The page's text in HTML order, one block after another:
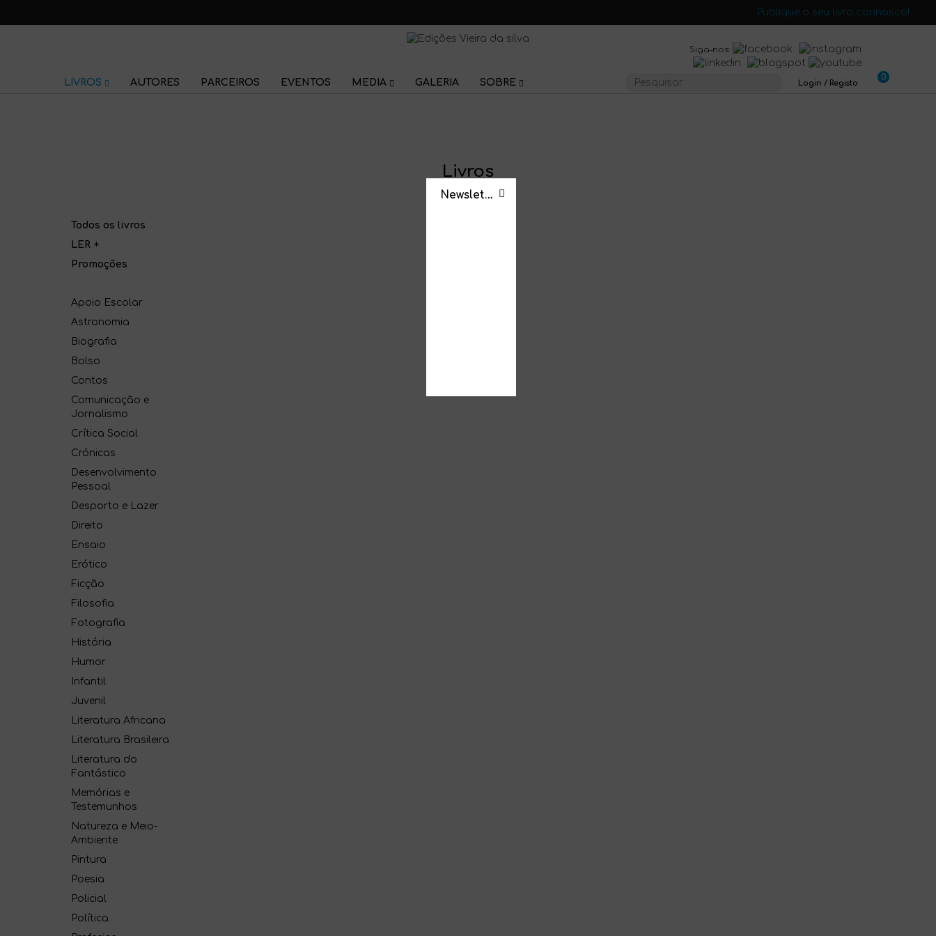
Publique o seu livro connosco!
Siga-nos:
LIVROS AUTORES PARCEIROS EVENTOS MEDIA GALERIA SOBRE Login / Registo
0
Livros
Todos os livros
LER +
Promoções
Apoio Escolar
Astronomia
Biografia
Bolso
Contos
Comunicação e
Jornalismo
Crítica Social
Crónicas
Desenvolvimento
Pessoal
Desporto e Lazer
Direito
Ensaio
Erótico
Ficção
Filosofia
Fotografia
História
Humor
Infantil
Juvenil
Literatura Africana
Literatura Brasileira
Literatura do
Fantástico
Memórias e
Testemunhos
Natureza e Meio-
Ambiente
Pintura
Poesia
Policial
Política
Newsletter